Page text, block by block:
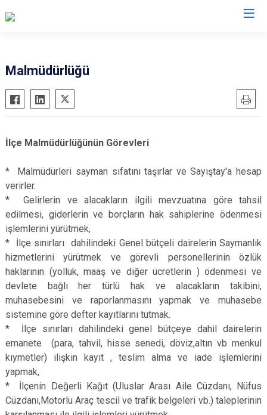
Araban
İslahiye
Nizip
Nurdağı
Oğuzeli
Şahinbey
Şehitkamil
Yavuzeli
Malmüdürlüğü
İlçe Malmüdürlüğünün Görevleri
* Malmüdürleri sayman sıfatını taşırlar ve Sayıştay'a hesap
verirler.
* Gelirlerin ve alacakların ilgili mevzuatına göre tahsil
edilmesi, giderlerin ve borçların hak sahiplerine ödenmesi
işlemlerini yürütmek,
* İlçe sınırları dahilindeki Genel bütçeli dairelerin Saymanlık
hizmetlerini yürütmek ve görevli personellerinin özlük
haklarının (yolluk, maaş ve diğer ücretlerin ) ödenmesi ve
devlete bağlı her türlü hak ve alacakların takibini,
muhasebesini ve raporlanmasını yapmak ve muhasebe
sistemine göre defter kayıtlarını tutmak.
* İlçe sınırları dahilindeki genel bütçeye dahil dairelerin
emanete (para, tahvil, hisse senedi, döviz,altın vb menkul
kıymetler) ilişkin kayıt , teslim alma ve iade işlemlerini
yapmak,
* İlçenin Değerli Kağıt (Uluslar Arası Aile Cüzdanı, Nüfus
Cüzdanı,Motorlu Araç tescil ve trafik belgeleri vb.) taleplerinin